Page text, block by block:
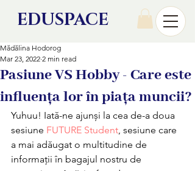
EDUSPACE
Pasiune VS Hobby - Care este
influența lor în piața muncii?
Mădălina Hodorog
Mar 23, 2022 2 min read
Yuhuu! Iată-ne ajunși la cea de-a doua
sesiune FUTURE Student, sesiune care
a mai adăugat o multitudine de
informații în bagajul nostru de